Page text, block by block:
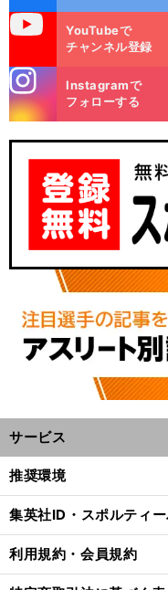
YouTubeで
チャンネル登録
m
Instagramで
フォローする
サービス
推奨環境
集英社ID・スポルティ
利用規約・会員規約